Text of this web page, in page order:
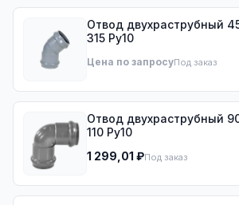
Отвод двухраструбный
315 Ру10
Цена по запросуПод заказ
Отвод двухраструбный
110 Ру10
1 299,01 ₽Под заказ